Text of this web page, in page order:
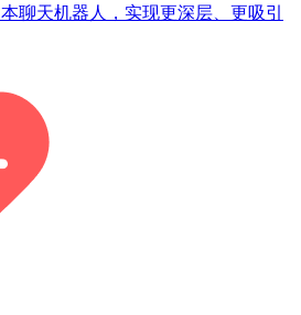
聊天机器人，实现更深层、更吸引